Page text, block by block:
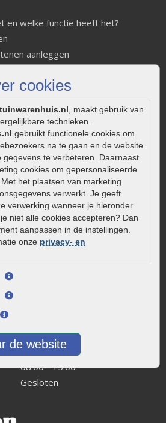
cookies
, maakt gebruik van
technieken.
gebruikt functionele cookies om
na te gaan en de website
gegevens te verbeteren. Daarnaast
cookies om gepersonaliseerde
het plaatsen van marketing
verwerkt. Je geeft
verwerking wanneer je hieronder
niet alle cookies accepteren? Dan
aanpassen in de instellingen.
onze privacy- en
de website
en welke functie heeft het?
aanleggen
bestrating
bestrating
08:00 - 17:00
08:00 - 17:00
08:00 - 15.00
Gesloten